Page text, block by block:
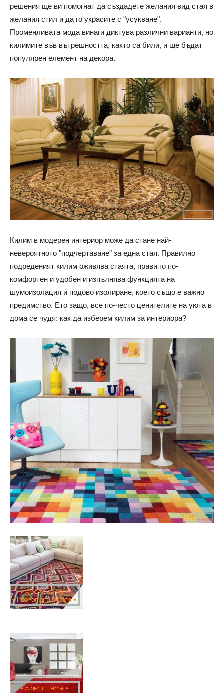
решения ще ви помогнат да създадете желания вид стая в
желания стил и да го украсите с "усукване".
Променливата мода винаги диктува различни варианти, но
килимите във вътрешността, както са били, и ще бъдат
популярен елемент на декора.
Килим в модерен интериор може да стане най-
невероятното "подчертаване" за една стая. Правилно
подреденият килим оживява стаята, прави го по-
комфортен и удобен и изпълнява функцията на
шумоизолация и подово изолиране, което също е важно
предимство. Ето защо, все по-често ценителите на уюта в
дома се чудя: как да изберем килим за интериора?